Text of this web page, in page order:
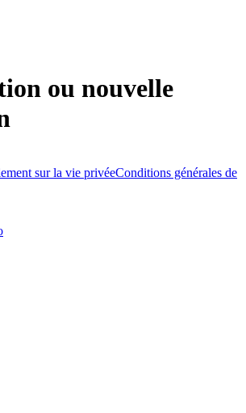
ou nouvelle
sur la vie privéeConditions générales de